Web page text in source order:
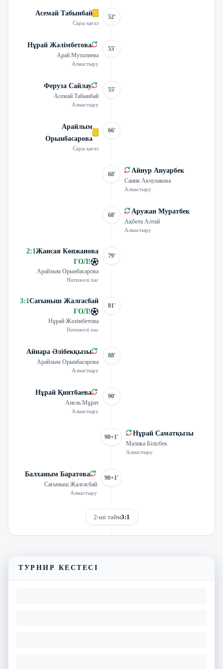
Асемай Табынбай
Сары қағаз
52'
Нұрай Жәлімбетова
Арай Муталиева
Алмастыру
55'
Феруза Сайлау
Асемай Табынбай
Алмастыру
55'
Арайлым
Орынбасарова
Сары қағаз
66'
68' Айнур Ануарбек
Сания Акчулакова
Алмастыру
68' Аружан Муратбек
Ақбота Алтай
Алмастыру
2:1Жансая Көпжанова
ГОЛ!
Арайлым Орынбасарова
Нәтижелі пас
79'
3:1Сағыныш Жалғасбай
ГОЛ!
Нұрай Жәлімбетова
Нәтижелі пас
81'
Айнара Әлібекқызы
Арайлым Орынбасарова
Алмастыру
88'
Нұрай Қиятбаева
Анель Мұрат
Алмастыру
90'
90+1' Нұрай Саматқызы
Малика Білісбек
Алмастыру
Балханым Баратова
Сағыныш Жалғасбай
Алмастыру
90+1'
2-ші тайм3:1
ТУРНИР КЕСТЕСІ